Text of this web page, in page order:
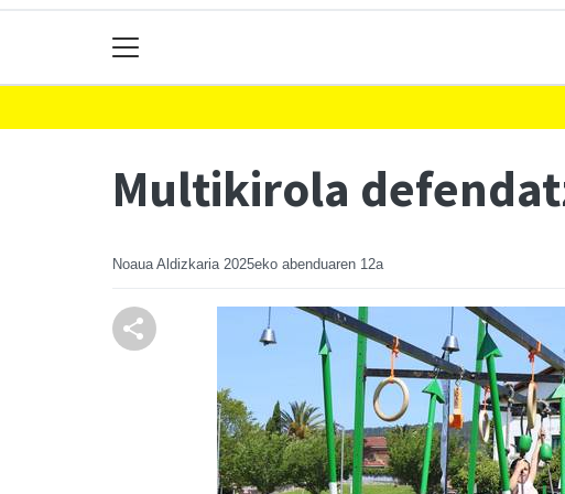
Multikirola
Noaua Aldizkaria 2025eko abenduaren 12a